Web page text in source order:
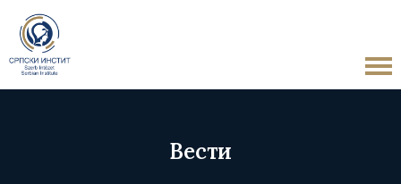
Вести